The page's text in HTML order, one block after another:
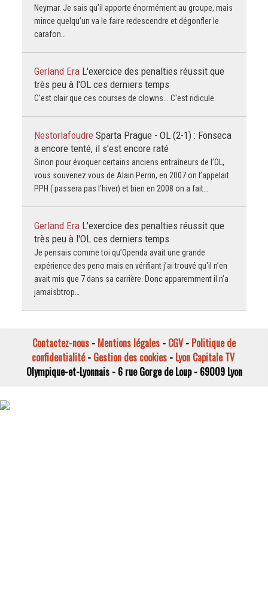
Neymar. Je sais qu’il apporte énormément au groupe, mais
mince quelqu’un va le faire redescendre et dégonfler le
carafon…
Gerland Era L'exercice des penalties réussit que
très peu à l'OL ces derniers temps
C'est clair que ces courses de clowns... C'est ridicule.
Nestorlafoudre Sparta Prague - OL (2-1) : Fonseca
a encore tenté, il s'est encore raté
Sinon pour évoquer certains anciens entraîneurs de l’OL,
vous souvenez vous de Alain Perrin, en 2007 on l’appelait
PPH ( passera pas l’hiver) et bien en 2008 on a fait…
Gerland Era L'exercice des penalties réussit que
très peu à l'OL ces derniers temps
Je pensais comme toi qu’Openda avait une grande
expérience des peno mais en vérifiant j’ai trouvé qu'il n’en
avait mis que 7 dans sa carrière. Donc apparemment il n’a
jamaisbtrop…
Contactez-nous - Mentions légales - CGV- Politique de
confidentialité- Gestion des cookies- Lyon Capitale TV
Olympique-et-Lyonnais - 6 rue Gorge de Loup - 69009 Lyon